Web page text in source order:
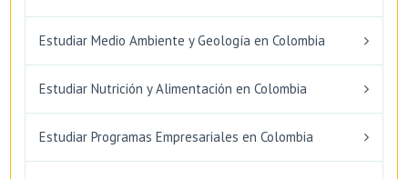
Estudiar Medio Ambiente y Geología en Colombia
Estudiar Nutrición y Alimentación en Colombia
Estudiar Programas Empresariales en Colombia